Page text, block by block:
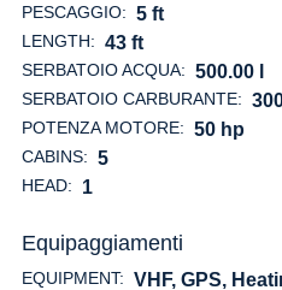
PESCAGGIO: 5 ft
LENGTH: 43 ft
SERBATOIO ACQUA: 500.00 l
SERBATOIO CARBURANTE:
POTENZA MOTORE: 50 hp
CABINS: 5
HEAD: 1
Equipaggiamenti
EQUIPMENT: VHF, GPS,